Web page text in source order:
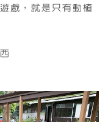
戲，就是只有動植